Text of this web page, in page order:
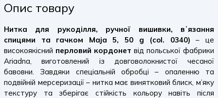
Опис товару
Нитка для рукоділля, ручної вишивки, вʼязання
спицями та гачком Maja 5, 50 g (col. 0340) – це
високоякісний перловий кордонет від польської фабрики
Ariadna, виготовлений із довговолокнистої чесаної
бавовни. Завдяки спеціальній обробці – опаленню та
подвійній мерсеризації – нитка має винятковий блиск, м’яку
текстуру та зберігає стійкість кольору навіть після